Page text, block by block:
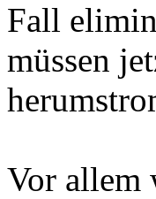
Fall
müssen
Vor allem